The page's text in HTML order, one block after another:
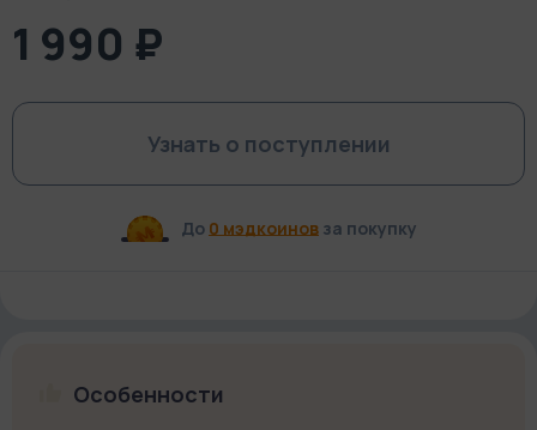
1 990 ₽
Узнать о поступлении
До 0 мэдкоиновза покупку
Особенности